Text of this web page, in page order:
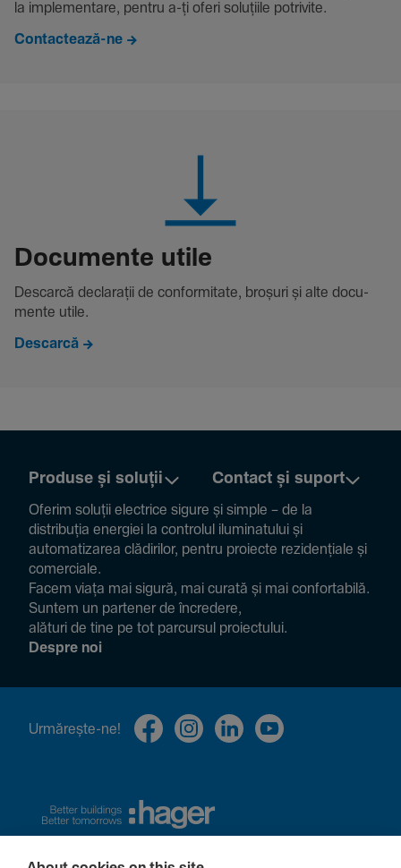
la imple­men­tare, pentru a-ți oferi solu­țiile potri­vite.
Contactează-ne
Docu­mente utile
Descarcă decla­rații de conformitate, broșuri și alte docu­
mente utile.
Descarcă
Produse și soluții Contact și suport
Oferim soluții electrice sigure și simple – de la
distribuția energiei la controlul ilumi­na­tului și
auto­ma­ti­zarea clădi­rilor, pentru proiecte rezi­den­țiale și
comer­ciale.
Facem viața mai sigură, mai curată și mai confor­ta­bilă.
Suntem un partener de încre­dere,
alături de tine pe tot parcursul proiec­tului.
Despre noi
Urmă­rește-ne!